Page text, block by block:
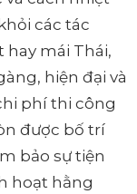
các tác
hay mái Thái,
hiện đại và
phí thi công
được bố trí
bảo sự tiện
hoạt hằng